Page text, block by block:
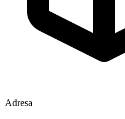
Adresa